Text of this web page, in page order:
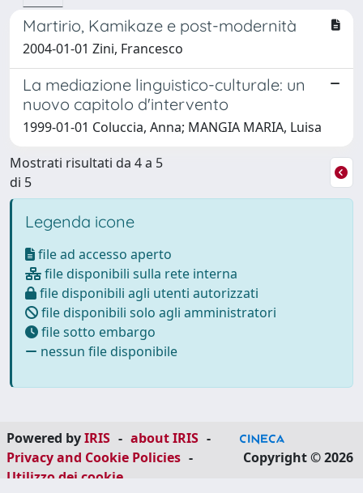
Martirio, Kamikaze e post-modernità
2004-01-01 Zini, Francesco
La mediazione linguistico-culturale: un
nuovo capitolo d'intervento
1999-01-01 Coluccia, Anna; MANGIA MARIA, Luisa
Mostrati risultati da 4 a 5
di 5
Legenda icone
file ad accesso aperto
file disponibili sulla rete interna
file disponibili agli utenti autorizzati
file disponibili solo agli amministratori
file sotto embargo
nessun file disponibile
Powered byIRIS - about IRIS -
Privacy and Cookie Policies -
Utilizzo dei cookie
Copyright © 2026